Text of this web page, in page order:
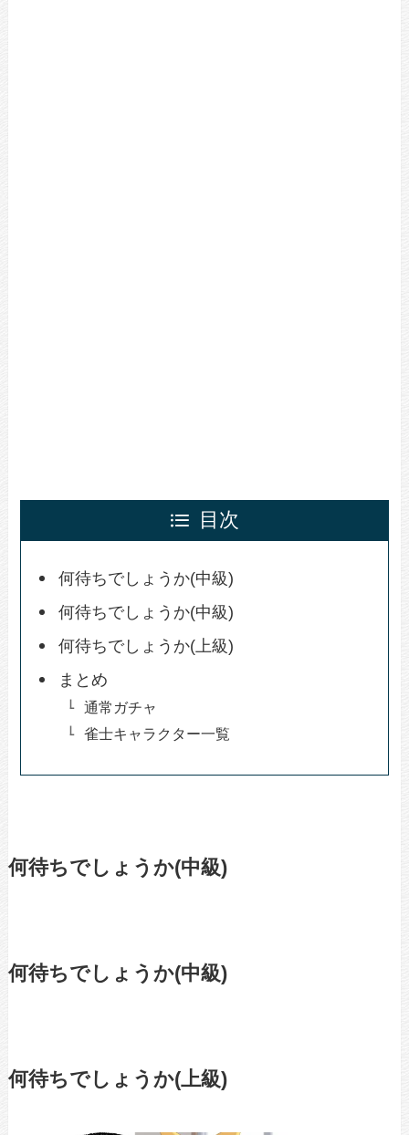
目次
何待ちでしょうか(中級)
何待ちでしょうか(中級)
何待ちでしょうか(上級)
まとめ
通常ガチャ
雀士キャラクター一覧
何待ちでしょうか(中級)
何待ちでしょうか(中級)
何待ちでしょうか(上級)